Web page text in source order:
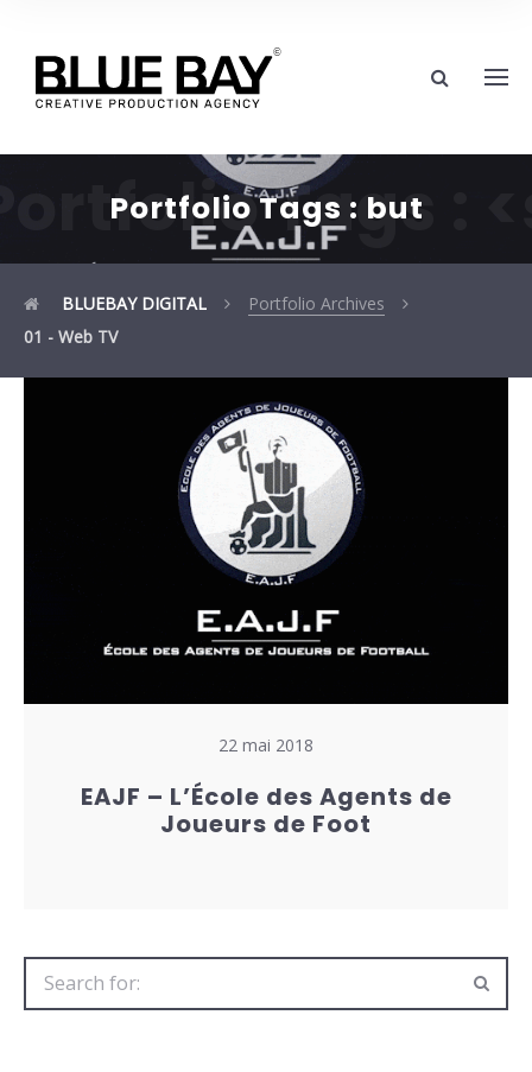
Portfolio Tags : but
Tags :
BLUEBAY DIGITAL
Portfolio Archives
01 - Web TV
22 mai 2018
EAJF – L’École des Agents de
Joueurs de Foot